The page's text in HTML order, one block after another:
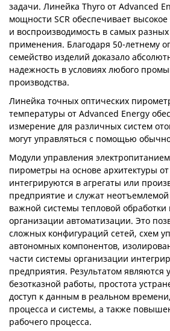
задачи. Линейка Thyro от Advanced
мощности SCR обеспечивает
и воспроизводимость в самых разных
применения. Благодаря 50-летнему
семейство изделий доказало
надежность в условиях любого
производства.
Линейка точных оптических
температуры от Advanced Energy
измерение для различных систем
могут управляться с помощью
Модули управления
пирометры на основе архитектуры
интегрируются в агрегаты или
предприятие и служат
важной системы тепловой обработки
организации автоматизации. Это
сложных конфигураций сетей, схем
автономных компонентов,
части системы организации
предприятия. Результатом являются
безотказной работы, простота
доступ к данным в реальном
процесса и системы, а также
рабочего процесса.